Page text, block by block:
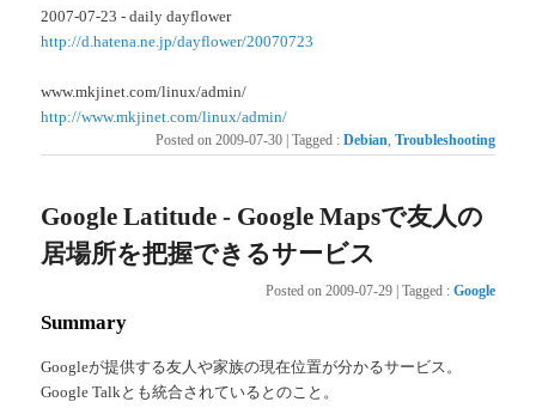
2007-07-23 - daily dayflower
http://d.hatena.ne.jp/dayflower/20070723
www.mkjinet.com/linux/admin/
http://www.mkjinet.com/linux/admin/
Posted on 2009-07-30 Tagged : Debian, Troubleshooting
Google Latitude - Google Mapsで友人の
居場所を把握できるサービス
Posted on 2009-07-29 Tagged : Google
Summary
Googleが提供する友人や家族の現在位置が分かるサービス。
Google Talkとも統合されているとのこと。